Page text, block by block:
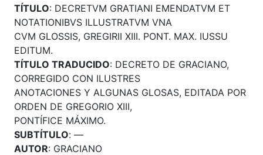
TÍTULO: DECRETVM GRATIANI EMENDATVM ET
NOTATIONIBVS ILLUSTRATVM VNA
CVM GLOSSIS, GREGIRII XIII. PONT. MAX. IUSSU
EDITUM.
TÍTULO TRADUCIDO: DECRETO DE GRACIANO,
CORREGIDO CON ILUSTRES
ANOTACIONES Y ALGUNAS GLOSAS, EDITADA POR
ORDEN DE GREGORIO XIII,
PONTÍFICE MÁXIMO.
SUBTÍTULO: —
AUTOR: GRACIANO